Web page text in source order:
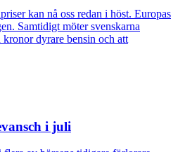
kan nå oss redan i höst. Europas
Samtidigt möter svenskarna
dyrare bensin och att
i juli